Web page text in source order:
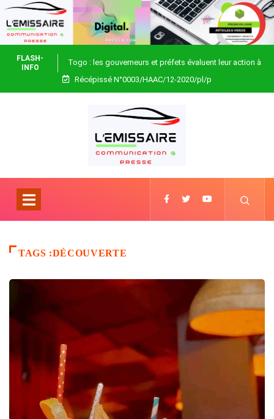
FLASH-
INFO
Togo : les gouverneurs et préfets évaluent leur action à
Blitta
Récépissé N°0003/HAAC/12-2020/pl/p
TAGS :DÉCOUVERTE